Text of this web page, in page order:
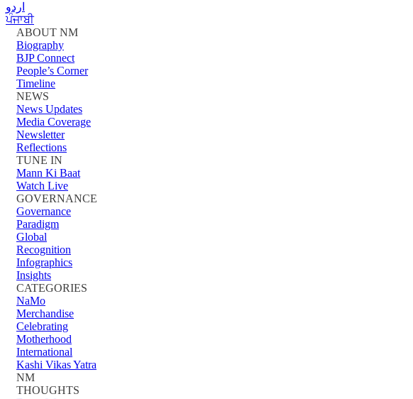
اردو
ਪੰਜਾਬੀ
ABOUT NM
Biography
BJP Connect
People’s Corner
Timeline
NEWS
News Updates
Media Coverage
Newsletter
Reflections
TUNE IN
Mann Ki Baat
Watch Live
GOVERNANCE
Governance
Paradigm
Global
Recognition
Infographics
Insights
CATEGORIES
NaMo
Merchandise
Celebrating
Motherhood
International
Kashi Vikas Yatra
NM
THOUGHTS